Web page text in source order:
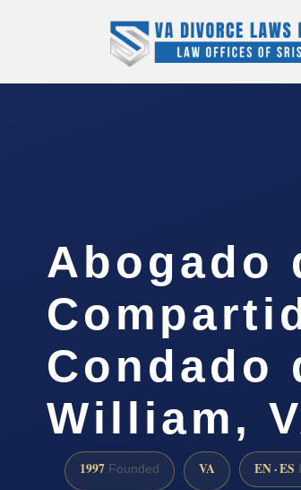
Abogado
Condado
William,
1997 Founded VA EN · ES